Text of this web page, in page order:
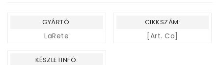
GYÁRTÓ:
LaRete
CIKKSZÁM:
[Art. Co]
KÉSZLETINFÓ: